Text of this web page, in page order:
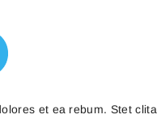
et ea rebum. Stet clita